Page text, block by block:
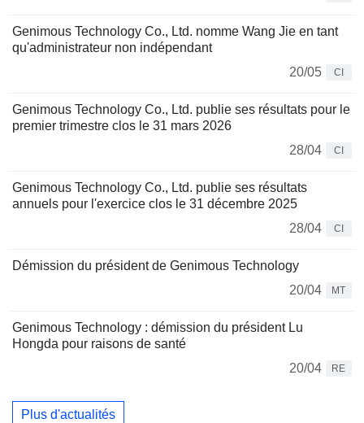
Genimous Technology Co., Ltd. nomme Wang Jie en tant
qu'administrateur non indépendant
20/05
CI
Genimous Technology Co., Ltd. publie ses résultats pour le
premier trimestre clos le 31 mars 2026
28/04
CI
Genimous Technology Co., Ltd. publie ses résultats
annuels pour l'exercice clos le 31 décembre 2025
28/04
CI
Démission du président de Genimous Technology
20/04
MT
Genimous Technology : démission du président Lu
Hongda pour raisons de santé
20/04
RE
Plus d'actualités